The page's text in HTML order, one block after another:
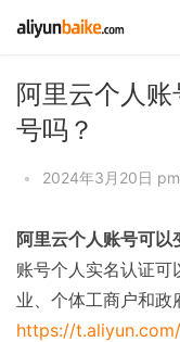
阿里云个人
号吗？
• 2024年3月20日
阿里云个人账号可
账号个人实名认证可
业、个体工商户和
https://